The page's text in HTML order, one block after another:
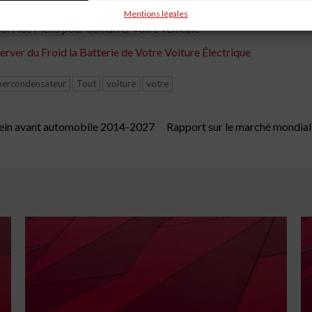
Mentions légales
- Spectrum News
Hot Picks pour démarrer votre véhicule
du Froid la Batterie de Votre Voiture Électrique
Tout voiture votre
avant automobile 2014-2027
Rapport sur le marché